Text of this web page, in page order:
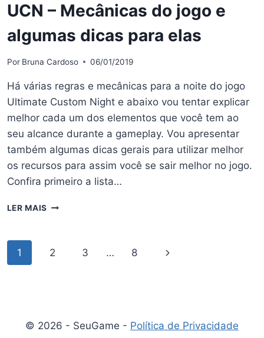
UCN – Mecânicas do jogo e
algumas dicas para elas
Por Bruna Cardoso 06/01/2019
Há várias regras e mecânicas para a noite do jogo
Ultimate Custom Night e abaixo vou tentar explicar
melhor cada um dos elementos que você tem ao
seu alcance durante a gameplay. Vou apresentar
também algumas dicas gerais para utilizar melhor
os recursos para assim você se sair melhor no jogo.
Confira primeiro a lista…
LER MAIS UCN
JOGO
Navegação
1 2 3 … 8
Página
© 2026 - SeuGame - Política de Privacidade